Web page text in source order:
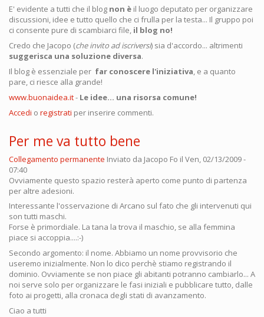
E' evidente a tutti che il blog non è il luogo deputato per organizzare
discussioni, idee e tutto quello che ci frulla per la testa... Il gruppo poi
ci consente pure di scambiarci file, il blog no!
Credo che Jacopo (che invito ad iscriversi) sia d'accordo... altrimenti
suggerisca una soluzione diversa.
Il blog è essenziale per far conoscere l'iniziativa, e a quanto
pare, ci riesce alla grande!
www.buonaidea.it- Le idee... una risorsa comune!
Accedi o registrati per inserire commenti.
Per me va tutto bene
Collegamento permanente Inviato da Jacopo Fo il Ven, 02/13/2009 -
07:40
Ovviamente questo spazio resterà aperto come punto di partenza
per altre adesioni.
Interessante l'osservazione di Arcano sul fato che gli intervenuti qui
son tutti maschi.
Forse è primordiale. La tana la trova il maschio, se alla femmina
piace si accoppia....:-)
Secondo argomento: il nome. Abbiamo un nome provvisorio che
useremo inizialmente. Non lo dico perchè stiamo registrando il
dominio. Ovviamente se non piace gli abitanti potranno cambiarlo... A
noi serve solo per organizzare le fasi iniziali e pubblicare tutto, dalle
foto ai progetti, alla cronaca degli stati di avanzamento.
Ciao a tutti